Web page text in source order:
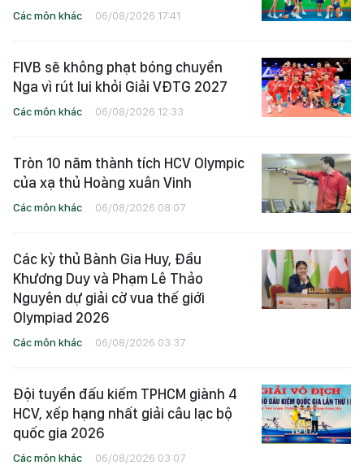
Các môn khác 06/08/2026 17:41
FIVB sẽ không phạt bóng chuyền
Nga vì rút lui khỏi Giải VĐTG 2027
Các môn khác 06/08/2026 12:33
Tròn 10 năm thành tích HCV Olympic
của xạ thủ Hoàng xuân Vinh
Các môn khác 06/08/2026 08:07
Các kỳ thủ Bành Gia Huy, Đầu
Khương Duy và Phạm Lê Thảo
Nguyên dự giải cờ vua thế giới
Olympiad 2026
Các môn khác 06/08/2026 03:37
Đội tuyển đấu kiếm TPHCM giành 4
HCV, xếp hạng nhất giải câu lạc bộ
quốc gia 2026
Các môn khác 06/08/2026 03:07